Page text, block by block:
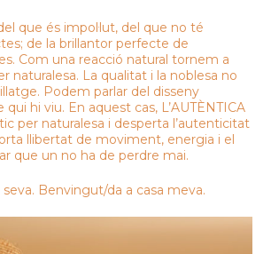
que és impol·lut, del que no té
de la brillantor perfecte de
Com una reacció natural tornem a
naturalesa. La qualitat i la noblesa no
Podem parlar del disseny
qui hi viu. En aquest cas, L’AUTÈNTICA
per naturalesa i desperta l’autenticitat
llibertat de moviment, energia i el
que un no ha de perdre mai.
Benvingut/da a casa meva.